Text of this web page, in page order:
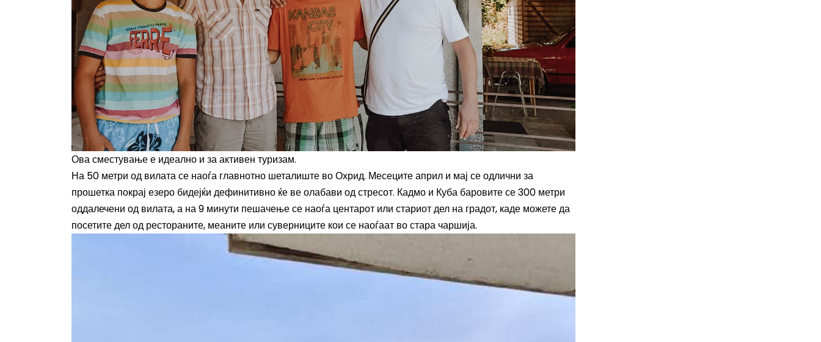
Ова сместување е идеално и за активен туризам.
На 50 метри од вилата се наоѓа главнотно шеталиште во Охрид. Месеците април и мај се одлични за
прошетка покрај езеро бидејќи дефинитивно ќе ве олабави од стресот. Кадмо и Куба баровите се 300 метри
оддалечени од вилата, а на 9 минути пешачење се наоѓа центарот или стариот дел на градот, каде можете да
посетите дел од рестораните, меаните или суверниците кои се наоѓаат во стара чаршија.